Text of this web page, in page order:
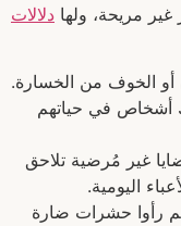
مريحة، ولها دلالات
أو الخوف من الخسارة.
أشخاص في حياتهم
غير مُرضية تلاحق
اليومية.
رأوا حشرات ضارة